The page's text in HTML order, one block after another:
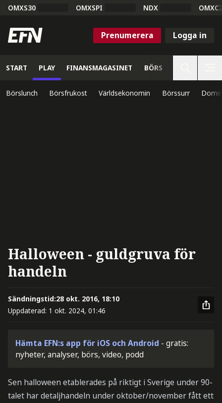
OMXS30 OMXSPI NDX
Prenumerera Logga in
START PLAY FINANSMAGASINET BÖRS
Börslunch Börsfrukost Världsekonomin Börssurr
Halloween - guldgruva för
handeln
Sändningstid:28 okt. 2016, 18:10
Uppdaterad: 1 okt. 2024, 01:46
Hämta EFN:s app för iOS och Android - gratis:
nyheter, analyser, börs, video, podd
Sen halloween etablerades på riktigt i Sverige under 90-
talet har detaljhandeln under oktober/november fått ett